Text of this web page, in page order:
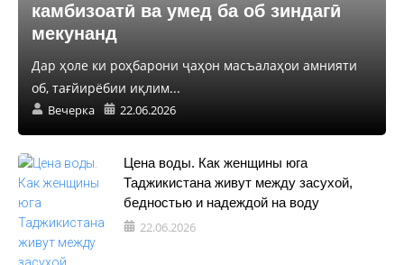
камбизоатӣ ва умед ба об зиндагӣ
мекунанд
Дар ҳоле ки роҳбарони ҷаҳон масъалаҳои амнияти
об, тағйирёбии иқлим...
Вечерка 22.06.2026
Цена воды. Как женщины юга
Таджикистана живут между засухой,
бедностью и надеждой на воду
22.06.2026